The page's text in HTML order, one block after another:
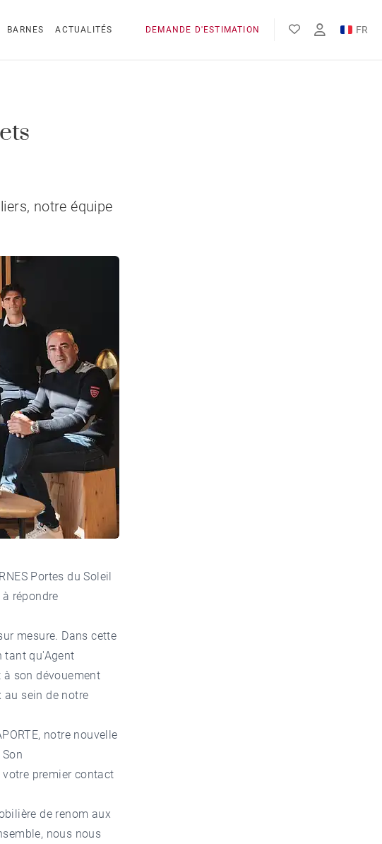
BARNES ACTUALITÉS DEMANDE D'ESTIMATION
FR
notre équipe
Portes du Soleil
répondre
mesure. Dans cette
tant qu'Agent
à son dévouement
sein de notre
, notre nouvelle
premier contact
de renom aux
nous nous